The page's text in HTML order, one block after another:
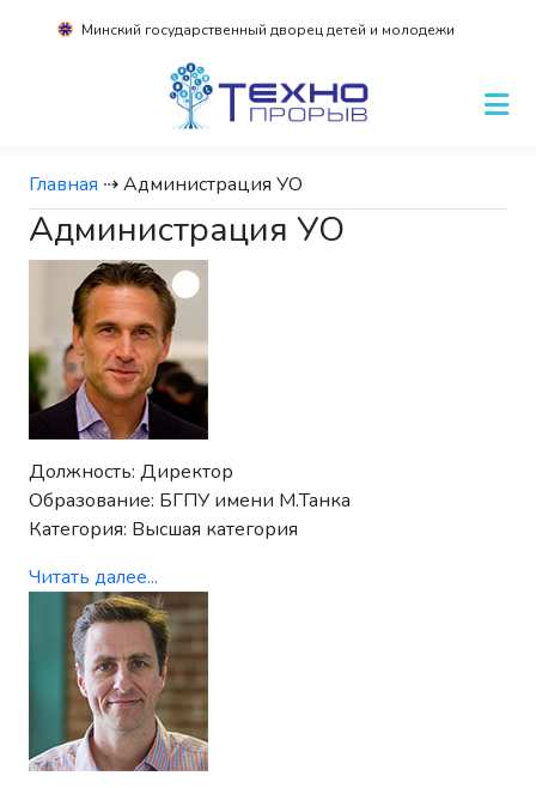
Минский государственный дворец детей и молодежи
Главная ⇢Администрация УО
Администрация УО
Должность: Директор
Образование: БГПУ имени М.Танка
Категория: Высшая категория
Читать далее...